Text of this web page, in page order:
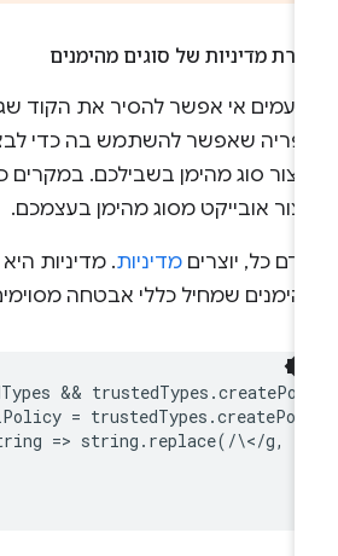
מדיניות של סוגים מהימנים
אי אפשר להסיר את הקוד שגורם
שאפשר להשתמש בה כדי לבצע
סוג מהימן בשבילכם. במקרים
אובייקט מסוג מהימן בעצמכם.
כל, יוצריםמדיניות. מדיניות היא
שמחיל כללי אבטחה מסוימים
&& trustedTypes.
= trustedTypes.
string => string.replace(/\<